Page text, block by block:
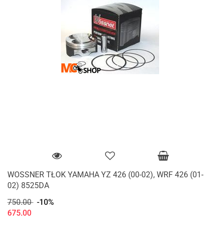
WOSSNER TŁOK YAMAHA YZ 426 (00-02), WRF 426 (01-
02) 8525DA
750.00 -10%
675.00